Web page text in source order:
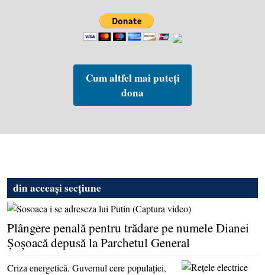
Cum altfel mai puteți
dona
din aceeași secțiune
Plângere penală pentru trădare pe numele Dianei
Şoşoacă depusă la Parchetul General
Criza energetică. Guvernul cere populaţiei,